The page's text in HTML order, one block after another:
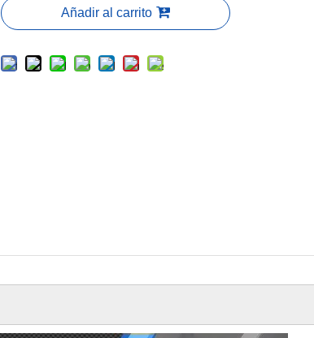
Añadir al carrito